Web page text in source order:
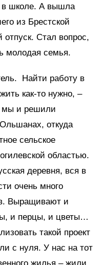
в школе. А вышла
из Брестской
Стал вопрос,
молодая семья.
Найти работу в
как-то нужно, –
мы и решили
откуда
сельское
областью.
деревня, вся в
очень много
Выращивают и
и перцы, и цветы…
такой проект
с нуля. У нас на тот